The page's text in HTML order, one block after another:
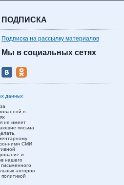
ПОДПИСКА
Подписка на рассылку материалов
Мы в социальных сетях
данных
в
не имеет
письма
СМИ
и
нашего
авторов